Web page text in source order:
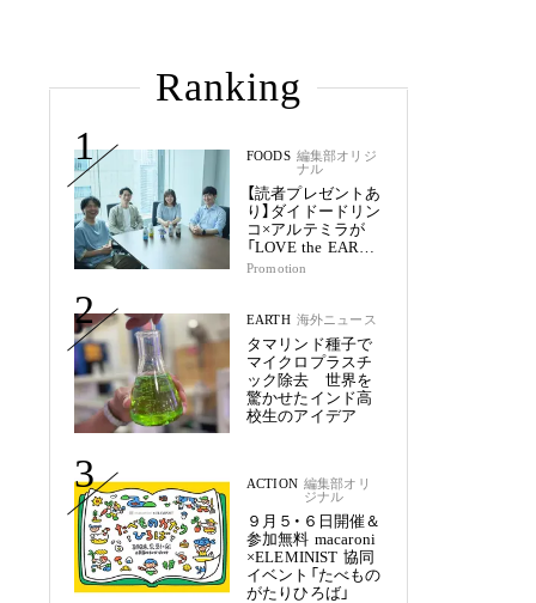
Ranking
1
FOODS 編集部オリジ
ナル
【読者プレゼントあ
り】ダイドードリン
コ×アルテミラが
「LOVE the EARTH
シリーズ」で目指す
Promotion
2 EARTH 海外ニュース
タマリンド種子で
マイクロプラスチ
ック除去 世界を
驚かせたインド高
校生のアイデア
3 ACTION 編集部オリ
ジナル
９月５・６日開催＆
参加無料 macaroni
×ELEMINIST 協同
イベント「たべもの
がたりひろば」